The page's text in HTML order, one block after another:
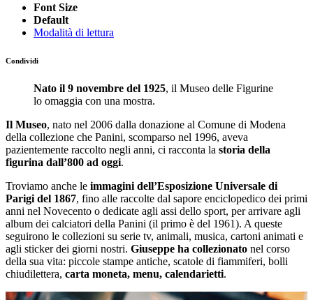
Font Size
Default
Modalità di lettura
Condividi
Nato il 9 novembre del 1925, il Museo delle Figurine
lo omaggia con una mostra.
Il Museo, nato nel 2006 dalla donazione al Comune di Modena
della collezione che Panini, scomparso nel 1996, aveva
pazientemente raccolto negli anni, ci racconta la storia della
figurina dall’800 ad oggi.
Troviamo anche le immagini dell’Esposizione Universale di
Parigi del 1867, fino alle raccolte dal sapore enciclopedico dei primi
anni nel Novecento o dedicate agli assi dello sport, per arrivare agli
album dei calciatori della Panini (il primo è del 1961). A queste
seguirono le collezioni su serie tv, animali, musica, cartoni animati e
agli sticker dei giorni nostri. Giuseppe ha collezionato nel corso
della sua vita: piccole stampe antiche, scatole di fiammiferi, bolli
chiudilettera, carta moneta, menu, calendarietti.